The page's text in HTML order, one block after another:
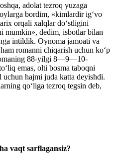
adolat tezroq yuzaga
bordim, «kimlardir ig‘vo
orqali xalqlar do‘stligini
mumkin», dedim, isbotlar bilan
intildik. Oynoma jamoati va
romanni chiqarish uchun ko‘p
88-yilgi 8—9—10-
emas, olti bosma taboqni
uchun hajmi juda katta deyishdi.
qo‘liga tezroq tegsin deb,
vaqt sarflagansiz?